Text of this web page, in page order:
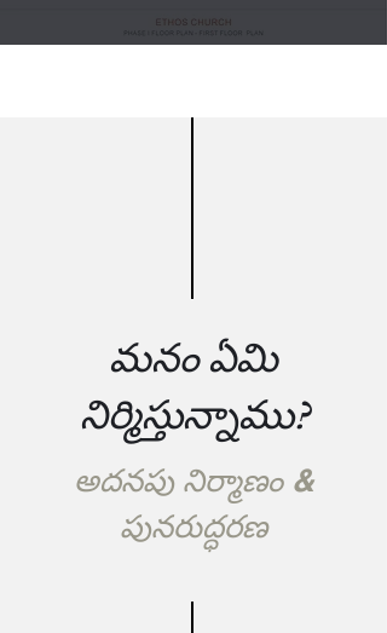
మనం ఏమి
నిర్మిస్తున్నాము?
అదనపు నిర్మాణం &
పునరుద్ధరణ